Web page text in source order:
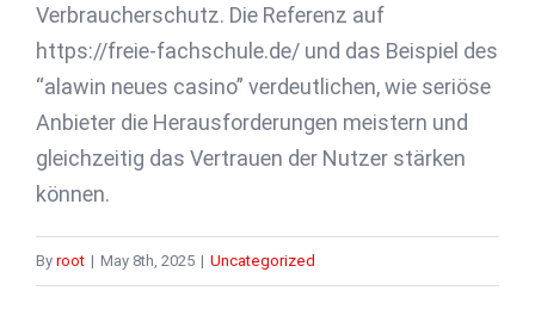
Verbraucherschutz. Die Referenz auf
https://freie-fachschule.de/ und das Beispiel des
“alawin neues casino” verdeutlichen, wie seriöse
Anbieter die Herausforderungen meistern und
gleichzeitig das Vertrauen der Nutzer stärken
können.
By root | May 8th, 2025 | Uncategorized